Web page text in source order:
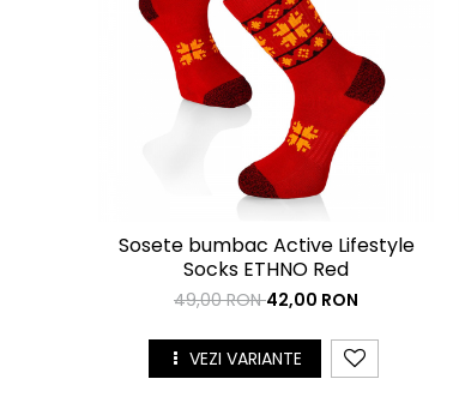
Cutie Cadou Merino
Sosete bumbac Active Lifestyle
Socks ETHNO Red
49,00 RON42,00 RON
VEZI VARIANTE